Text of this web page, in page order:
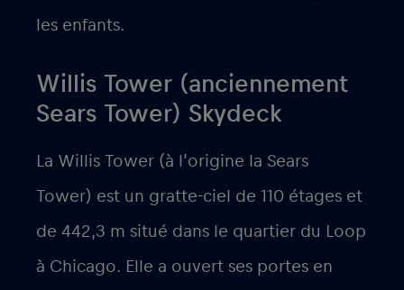
les enfants.
Willis Tower (anciennement
Sears Tower) Skydeck
La Willis Tower (à l’origine la Sears
Tower) est un gratte-ciel de 110 étages et
de 442,3 m situé dans le quartier du Loop
à Chicago. Elle a ouvert ses portes en